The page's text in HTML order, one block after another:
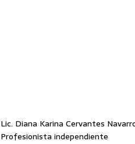
Lic. Diana Karina Cervantes
Profesionista independiente